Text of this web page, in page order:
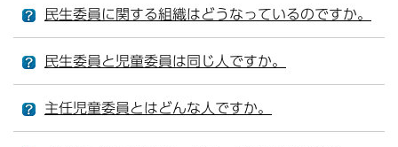
民生委員に関する組織はどうなっているのですか。
民生委員と児童委員は同じ人ですか。
主任児童委員とはどんな人ですか。